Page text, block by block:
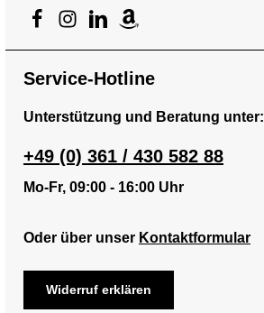
Service-Hotline
Unterstützung und Beratung unter:
+49 (0) 361 / 430 582 88
Mo-Fr, 09:00 - 16:00 Uhr
Oder über unser Kontaktformular
Widerruf erklären